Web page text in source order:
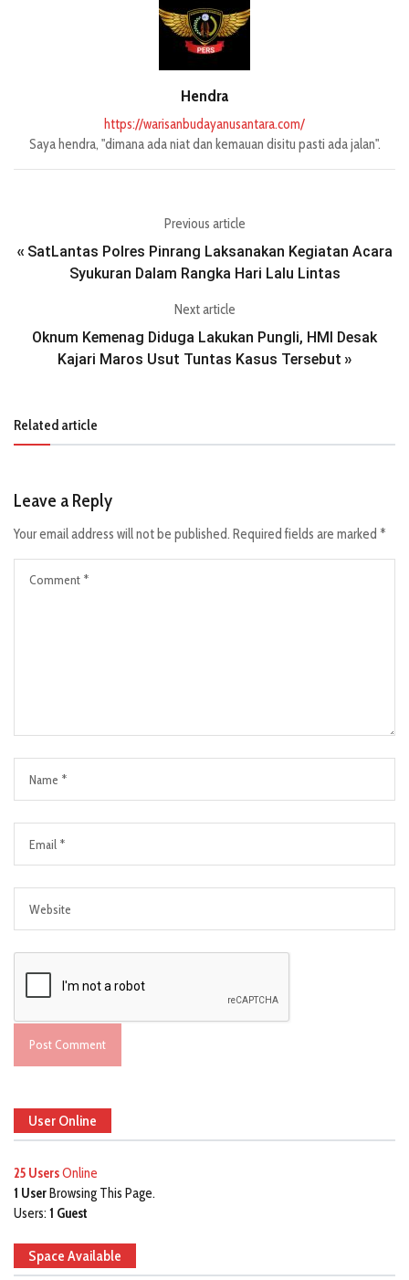
Hendra
https://warisanbudayanusantara.com/
Saya hendra, "dimana ada niat dan kemauan disitu pasti ada jalan".
Previous article
« SatLantas Polres Pinrang Laksanakan Kegiatan Acara
Syukuran Dalam Rangka Hari Lalu Lintas
Next article
Oknum Kemenag Diduga Lakukan Pungli, HMI Desak
Kajari Maros Usut Tuntas Kasus Tersebut »
Related article
Leave a Reply
Your email address will not be published. Required fields are marked *
User Online
25 UsersOnline
1 UserBrowsing This Page.
Users: 1 Guest
Space Available